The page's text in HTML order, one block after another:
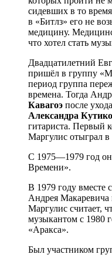
сидевших в то
в «Битлз» его не
медицину.
что хотел стать
Двадцатилетний
пришёл в группу
период группа
времена. Тогда
Кавагоэ после ухода
Александра
гитариста. Первый
Маргулис отыграл
С 1975—1979 год
Времени».
В 1979 году вместе
Андрея Макаревича
Маргулис считает,
музыкантом с 1980
«Аракса».
Был участником